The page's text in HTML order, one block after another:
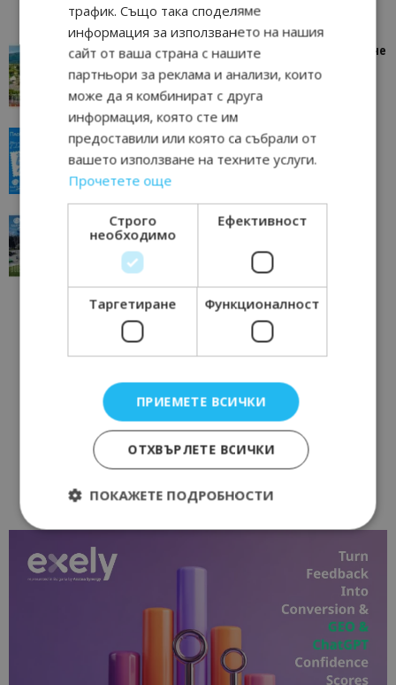
“Пощенска картичка от…”: Петрич – Изживяване
11/07/2026 11:22
“Пощенска картичка от…”: Пловдив, градът на
23/06/2026 10:00
“Пощенска картичка от…”: Перник – град на
традициите, културата и вдъхновяващите...
Перник
трафик. Също така споделяме
информация за използването на нашия
сайт от ваша страна с нашите
партньори за реклама и анализи, които
може да я комбинират с друга
информация, която сте им
предоставили или която са събрали от
вашето използване на техните услуги.
Прочетете още
Строго
необходимо
Ефективност
Таргетиране Функционалност
ПРИЕМЕТЕ ВСИЧКИ
ОТХВЪРЛЕТЕ ВСИЧКИ
ПОКАЖЕТЕ ПОДРОБНОСТИ
Строго необходимо
Строго необходимите бисквитки позволяват
основната функционалност на уебсайта, като
потребителско влизане и управление на
акаунта. Уебсайтът не може да се използва
правилно без строго необходими бисквитки.